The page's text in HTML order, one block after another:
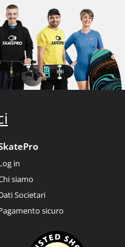
in
siamo
Societari
sicuro